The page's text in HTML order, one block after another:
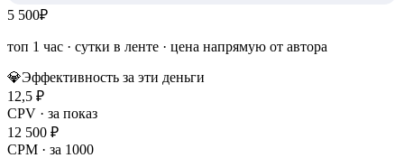
5 500₽
топ 1 час · сутки в ленте · цена напрямую от автора
💎Эффективность за эти деньги
12,5 ₽
CPV · за показ
12 500 ₽
CPM · за 1000